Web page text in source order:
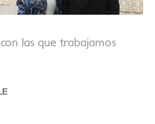
las que trabajamos